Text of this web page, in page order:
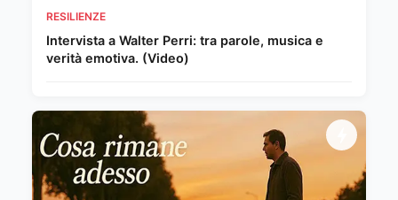
RESILIENZE
Intervista a Walter Perri: tra parole, musica e
verità emotiva. (Video)